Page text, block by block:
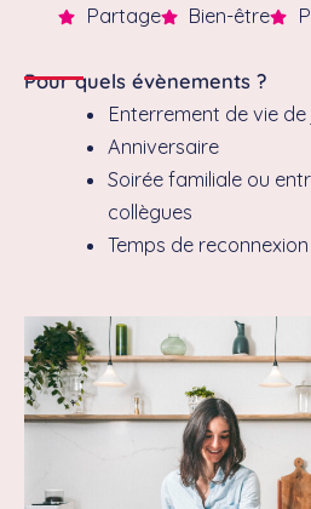
Partage Bien-être
Pour quels évènements ?
Enterrement de vie
Anniversaire
Soirée familiale ou
collègues
Temps de